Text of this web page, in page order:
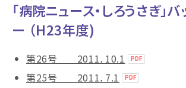
「病院ニュース・しろうさぎ」
ー （H23年度)
第26号 2011．10.1
第25号 2011．7.1